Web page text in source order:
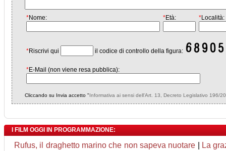
*Nome: *Età: *Località:
*Riscrivi qui il codice di controllo della figura:
*E-Mail (non viene resa pubblica):
Cliccando su Invia accetto "Informativa ai sensi dell'Art. 13, Decreto Legislativo 196/
I FILM OGGI IN PROGRAMMAZIONE:
Rufus, il draghetto marino che non sapeva nuotare
La